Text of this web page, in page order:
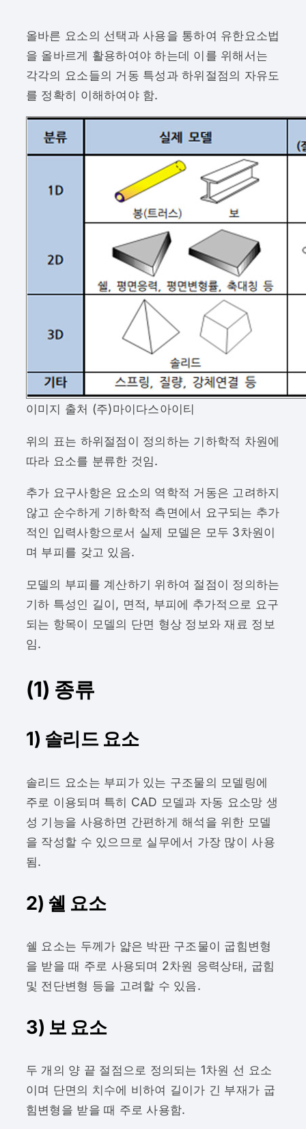
올바른 요소의 선택과 사용을 통하여 유한요소법
을 올바르게 활용하여야 하는데 이를 위해서는
각각의 요소들의 거동 특성과 하위절점의 자유도
를 정확히 이해하여야 함.
이미지 출처 (주)마이다스아이티
위의 표는 하위절점이 정의하는 기하학적 차원에
따라 요소를 분류한 것임.
추가 요구사항은 요소의 역학적 거동은 고려하지
않고 순수하게 기하학적 측면에서 요구되는 추가
적인 입력사항으로서 실제 모델은 모두 3차원이
며 부피를 갖고 있음.
모델의 부피를 계산하기 위하여 절점이 정의하는
기하 특성인 길이, 면적, 부피에 추가적으로 요구
되는 항목이 모델의 단면 형상 정보와 재료 정보
임.
(1) 종류
1) 솔리드 요소
솔리드 요소는 부피가 있는 구조물의 모델링에
주로 이용되며 특히 CAD 모델과 자동 요소망 생
성 기능을 사용하면 간편하게 해석을 위한 모델
을 작성할 수 있으므로 실무에서 가장 많이 사용
됨.
2) 쉘 요소
쉘 요소는 두께가 얇은 박판 구조물이 굽힘변형
을 받을 때 주로 사용되며 2차원 응력상태, 굽힘
및 전단변형 등을 고려할 수 있음.
3) 보 요소
두 개의 양 끝 절점으로 정의되는 1차원 선 요소
이며 단면의 치수에 비하여 길이가 긴 부재가 굽
힘변형을 받을 때 주로 사용함.